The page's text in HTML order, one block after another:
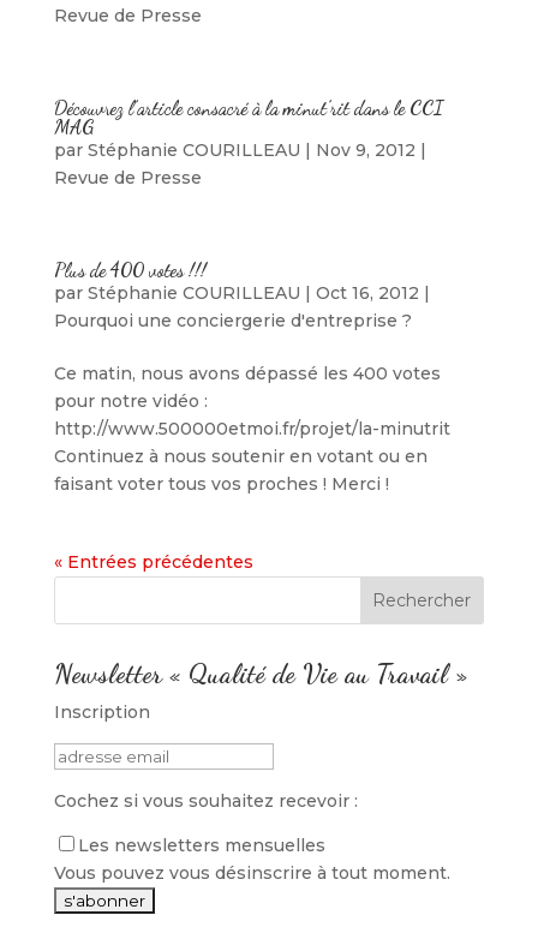
Revue de Presse
Découvrez l’article consacré à la minut’rit dans le CCI
MAG
par Stéphanie COURILLEAU | Nov 9, 2012 |
Revue de Presse
Plus de 400 votes !!!
par Stéphanie COURILLEAU | Oct 16, 2012 |
Pourquoi une conciergerie d'entreprise ?
Ce matin, nous avons dépassé les 400 votes
pour notre vidéo :
http://www.500000etmoi.fr/projet/la-minutrit
Continuez à nous soutenir en votant ou en
faisant voter tous vos proches ! Merci !
« Entrées précédentes
Newsletter « Qualité de Vie au Travail »
Inscription
Cochez si vous souhaitez recevoir :
Les newsletters mensuelles
Vous pouvez vous désinscrire à tout moment.